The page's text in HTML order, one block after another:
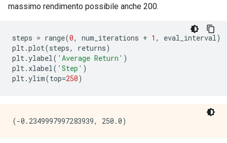
massimo rendimento possibile anche 200.
steps = range(0, num_iterations + 1 , eval_interval )
plt .plot(steps, returns)
plt .ylabel ( 'Average Return' )
plt . xlabel ( 'Step' )
plt .ylim(top=250)